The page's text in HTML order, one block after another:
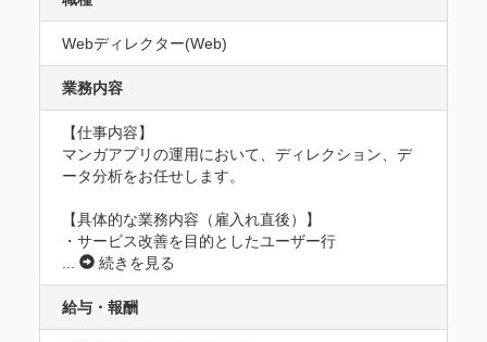
Webディレクター(Web)
業務内容
【仕事内容】
マンガアプリの運用において、ディレクション、デ
ータ分析をお任せします。
【具体的な業務内容（雇入れ直後）】
・サービス改善を目的としたユーザー行
...
続きを見る
給与・報酬